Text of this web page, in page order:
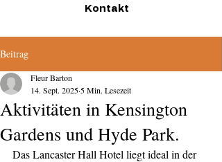
Kontakt
Beitrag
Aktivitäten in Kensington
Gardens und Hyde Park.
Fleur Barton
14. Sept. 2025 5 Min. Lesezeit
Das Lancaster Hall Hotel liegt ideal in der